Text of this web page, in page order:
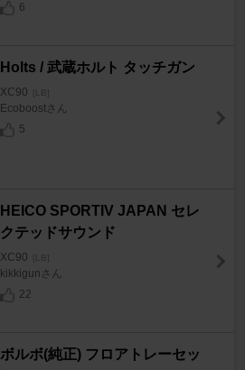
6
Holts / 武蔵ホルト タッチガン
XC90 [LB]
Ecoboostさん
5
HEICO SPORTIV JAPAN セレ
クテッドサウンド
XC90 [LB]
kikkigunさん
22
ボルボ(純正) フロアトレーセッ